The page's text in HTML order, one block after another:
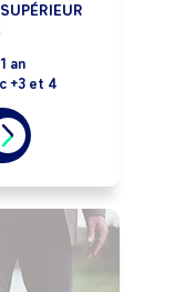
1 an
+3 et 4